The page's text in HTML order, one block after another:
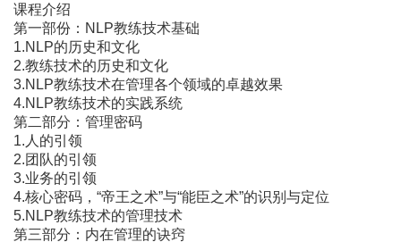
课程介绍
第一部份：NLP教练技术基础
1.NLP的历史和文化
2.教练技术的历史和文化
3.NLP教练技术在管理各个领域的卓越效果
4.NLP教练技术的实践系统
第二部分：管理密码
1.人的引领
2.团队的引领
3.业务的引领
4.核心密码，“帝王之术”与“能臣之术”的识别与定位
5.NLP教练技术的管理技术
第三部分：内在管理的诀窍